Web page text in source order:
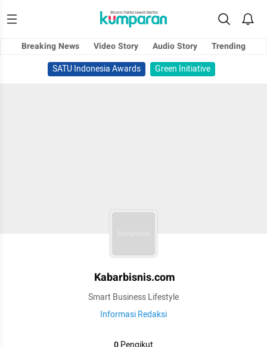
Breaking News Video Story Audio Story
Trending
SATU Indonesia Awards
Green Initiative
Kabarbisnis.com
Smart Business Lifestyle
Informasi Redaksi